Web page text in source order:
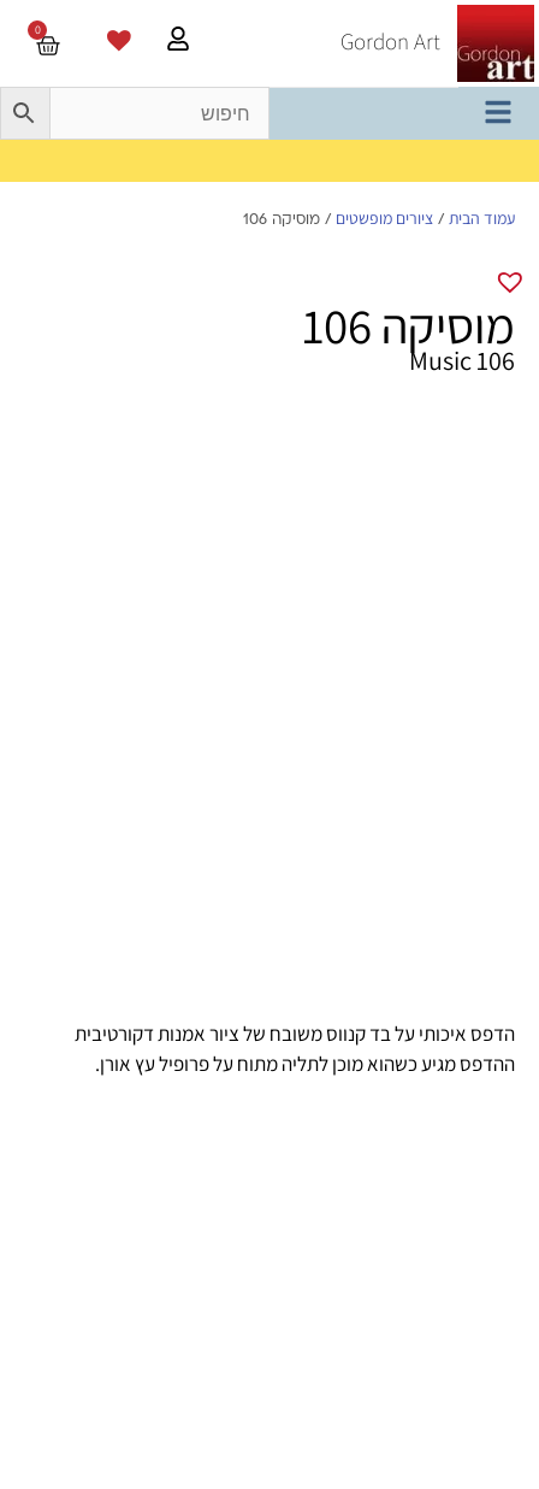
Gordon Art
0
עמוד הבית / ציורים מופשטים / מוסיקה 106
מוסיקה 106
Music 106
הדפס איכותי על בד קנווס משובח של ציור אמנות דקורטיבית
ההדפס מגיע כשהוא מוכן לתליה מתוח על פרופיל עץ אורן.